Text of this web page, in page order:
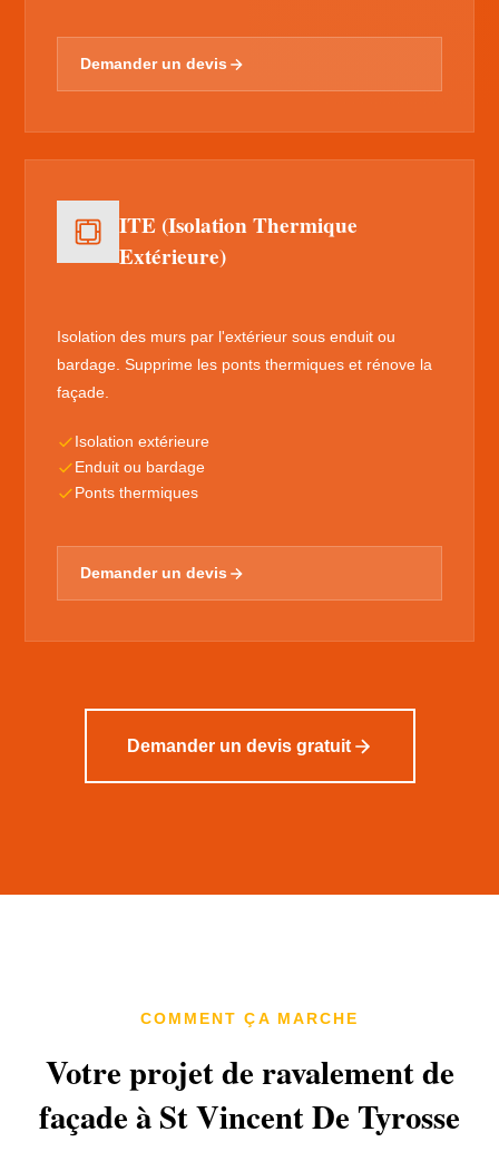
Demander un devis
ITE (Isolation Thermique
Extérieure)
Isolation des murs par l'extérieur sous enduit ou
bardage. Supprime les ponts thermiques et rénove la
façade.
Isolation extérieure
Enduit ou bardage
Ponts thermiques
Demander un devis
Demander un devis gratuit
COMMENT ÇA MARCHE
Votre projet de ravalement de
façade à St Vincent De Tyrosse